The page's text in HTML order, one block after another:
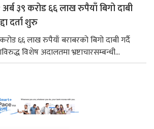
३९ करोड ६६ लाख रुपैयाँ बिगो दाबी
दर्ता शुरु
६६ लाख रुपैयाँ बराबरको बिगो दाबी गर्दै
विशेष अदालतमा भ्रष्टाचारसम्बन्धी...